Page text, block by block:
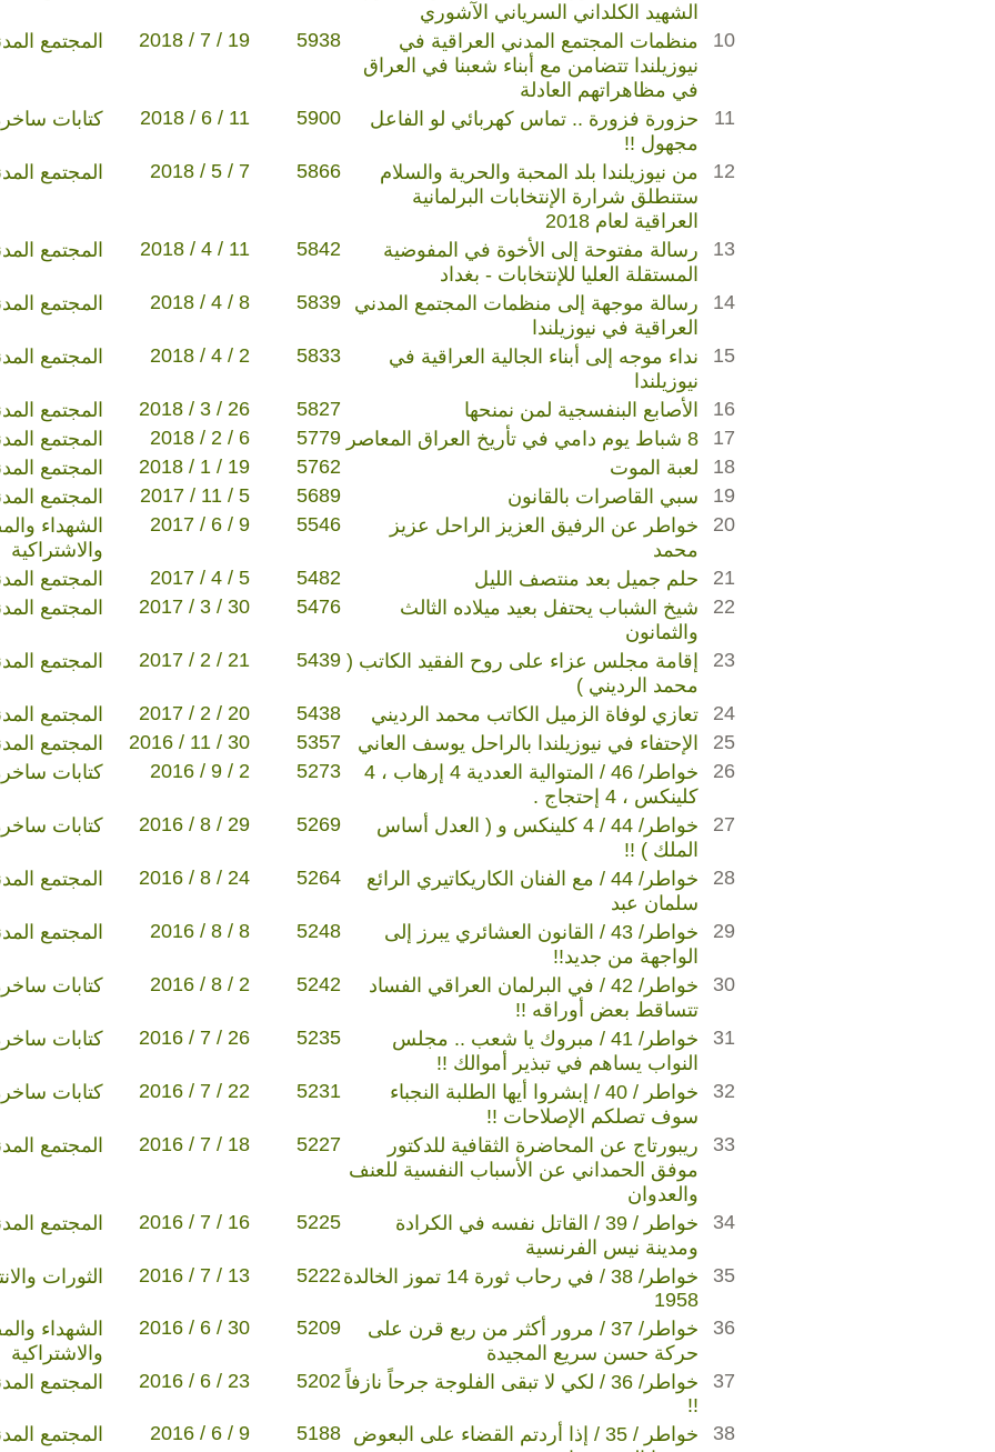
الشهيد الكلداني السرياني الآشوري
المجتمع 2018 / 7 / 19 5938
منظمات المجتمع المدني العراقية في
نيوزيلندا تتضامن مع أبناء شعبنا في العراق
في مظاهراتهم العادلة
10
كتابات 2018 / 6 / 11 5900
حزورة فزورة .. تماس كهربائي لو الفاعل
مجهول !!
11
المجتمع 2018 / 5 / 7 5866
من نيوزيلندا بلد المحبة والحرية والسلام
ستنطلق شرارة الإنتخابات البرلمانية
العراقية لعام 2018
12
المجتمع 2018 / 4 / 11 5842
رسالة مفتوحة إلى الأخوة في المفوضية
المستقلة العليا للإنتخابات - بغداد
13
المجتمع 2018 / 4 / 8 5839
رسالة موجهة إلى منظمات المجتمع المدني
العراقية في نيوزيلندا
14
المجتمع 2018 / 4 / 2 5833
نداء موجه إلى أبناء الجالية العراقية في
نيوزيلندا
15
المجتمع 2018 / 3 / 26 5827 الأصابع البنفسجية لمن نمنحها
16
المجتمع
2018 / 2 / 6 5779 8 شباط يوم دامي في تأريخ العراق المعاصر
17
المجتمع
2018 / 1 / 19 5762 لعبة الموت
18
المجتمع
2017 / 11 / 5 5689 سبي القاصرات بالقانون
19
الشهداء
والاشتراكية
2017 / 6 / 9 5546
خواطر عن الرفيق العزيز الراحل عزيز
محمد
20
المجتمع 2017 / 4 / 5 5482 حلم جميل بعد منتصف الليل
21
المجتمع
2017 / 3 / 30 5476
شيخ الشباب يحتفل بعيد ميلاده الثالث
والثمانون
22
المجتمع 2017 / 2 / 21 5439 إقامة مجلس عزاء على روح الفقيد الكاتب (
محمد الرديني )
23
المجتمع 2017 / 2 / 20 5438 تعازي لوفاة الزميل الكاتب محمد الرديني
24
المجتمع
2016 / 11 / 30 5357 الإحتفاء في نيوزيلندا بالراحل يوسف العاني
25
كتابات
2016 / 9 / 2 5273
خواطر/ 46 / المتوالية العددية 4 إرهاب ، 4
كلينكس ، 4 إحتجاج .
26
كتابات 2016 / 8 / 29 5269
خواطر/ 44 / 4 كلينكس و ( العدل أساس
الملك ) !!
27
المجتمع 2016 / 8 / 24 5264
خواطر/ 44 / مع الفنان الكاريكاتيري الرائع
سلمان عبد
28
المجتمع 2016 / 8 / 8 5248
خواطر/ 43 / القانون العشائري يبرز إلى
الواجهة من جديد!!
29
كتابات 2016 / 8 / 2 5242
خواطر/ 42 / في البرلمان العراقي الفساد
تتساقط بعض أوراقه !!
30
كتابات 2016 / 7 / 26 5235
خواطر/ 41 / مبروك يا شعب .. مجلس
النواب يساهم في تبذير أموالك !!
31
كتابات 2016 / 7 / 22 5231
خواطر / 40 / إبشروا أيها الطلبة النجباء
سوف تصلكم الإصلاحات !!
32
المجتمع 2016 / 7 / 18 5227
ريبورتاج عن المحاضرة الثقافية للدكتور
موفق الحمداني عن الأسباب النفسية للعنف
والعدوان
33
المجتمع 2016 / 7 / 16 5225
خواطر / 39 / القاتل نفسه في الكرادة
ومدينة نيس الفرنسية
34
الثورات 2016 / 7 / 13 5222خواطر/ 38 / في رحاب ثورة 14 تموز الخالدة
1958
35
الشهداء
والاشتراكية
2016 / 6 / 30 5209
خواطر/ 37 / مرور أكثر من ربع قرن على
حركة حسن سريع المجيدة
36
المجتمع 2016 / 6 / 23 5202 خواطر/ 36 / لكي لا تبقى الفلوجة جرحاً نازفاً
!!
37
المجتمع 2016 / 6 / 9 5188 خواطر / 35 / إذا أردتم القضاء على البعوض
38